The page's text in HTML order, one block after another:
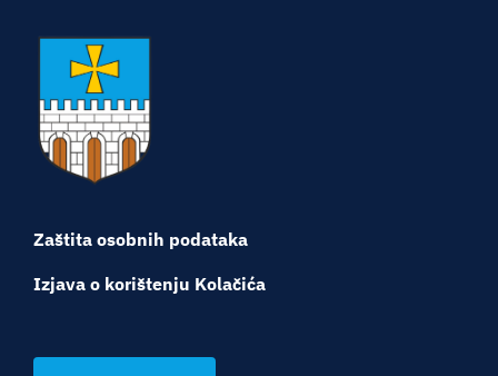
Zaštita osobnih podataka
Izjava o korištenju Kolačića